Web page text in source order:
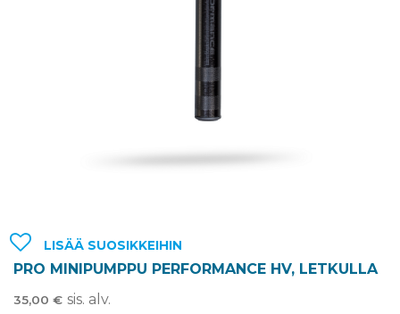
LISÄÄ SUOSIKKEIHIN
PRO MINIPUMPPU PERFORMANCE HV, LETKULLA
35,00 € sis. alv.